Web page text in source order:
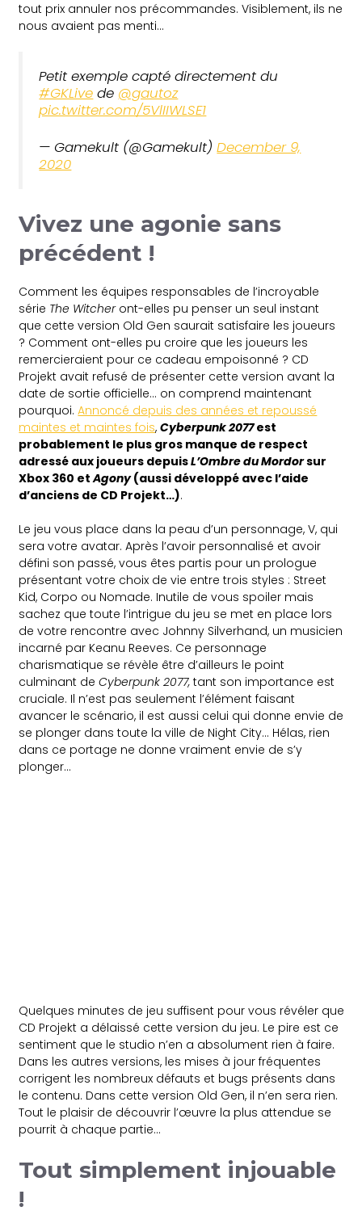
tout prix annuler nos précommandes. Visiblement, ils ne
nous avaient pas menti…
Petit exemple capté directement du
#GKLive de @gautoz
pic.twitter.com/5VlIIWLSE1
— Gamekult (@Gamekult)December 9,
2020
Vivez une agonie sans
précédent !
Comment les équipes responsables de l’incroyable
série The Witcheront-elles pu penser un seul instant
que cette version Old Gen saurait satisfaire les joueurs
? Comment ont-elles pu croire que les joueurs les
remercieraient pour ce cadeau empoisonné ? CD
Projekt avait refusé de présenter cette version avant la
date de sortie officielle… on comprend maintenant
pourquoi.Annoncé depuis des années et repoussé
maintes et maintes fois,Cyberpunk 2077est
probablement le plus gros manque de respect
adressé aux joueurs depuisL’Ombre du Mordorsur
Xbox 360 etAgony(aussi développé avec l’aide
d’anciens de CD Projekt…).
Le jeu vous place dans la peau d’un personnage, V, qui
sera votre avatar. Après l’avoir personnalisé et avoir
défini son passé, vous êtes partis pour un prologue
présentant votre choix de vie entre trois styles : Street
Kid, Corpo ou Nomade. Inutile de vous spoiler mais
sachez que toute l’intrigue du jeu se met en place lors
de votre rencontre avec Johnny Silverhand, un musicien
incarné par Keanu Reeves. Ce personnage
charismatique se révèle être d’ailleurs le point
culminant deCyberpunk 2077, tant son importance est
cruciale. Il n’est pas seulement l’élément faisant
avancer le scénario, il est aussi celui qui donne envie de
se plonger dans toute la ville de Night City… Hélas, rien
dans ce portage ne donne vraiment envie de s’y
plonger…
Quelques minutes de jeu suffisent pour vous révéler que
CD Projekt a délaissé cette version du jeu. Le pire est ce
sentiment que le studio n’en a absolument rien à faire.
Dans les autres versions, les mises à jour fréquentes
corrigent les nombreux défauts et bugs présents dans
le contenu. Dans cette version Old Gen, il n’en sera rien.
Tout le plaisir de découvrir l’œuvre la plus attendue se
pourrit à chaque partie…
Tout simplement injouable
!